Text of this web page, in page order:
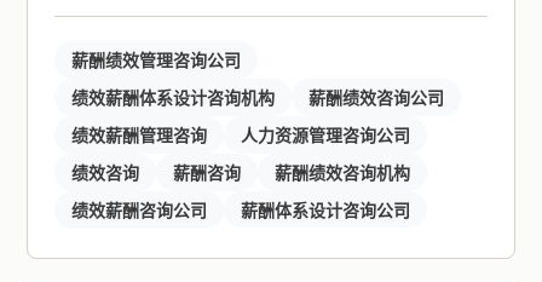
薪酬绩效管理咨询公司
绩效薪酬体系设计咨询机构
薪酬绩效咨询公司
绩效薪酬管理咨询
人力资源管理咨询公司
绩效咨询
薪酬咨询
薪酬绩效咨询机构
绩效薪酬咨询公司
薪酬体系设计咨询公司